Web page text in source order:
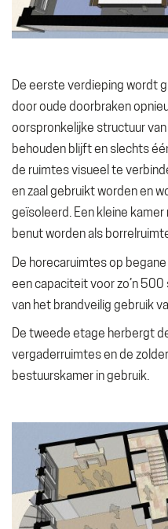
De eerste verdieping wordt
door oude doorbraken
oorspronkelijke structuur
behouden blijft en slechts
de ruimtes visueel te
en zaal gebruikt worden en
geïsoleerd. Een kleine
benut worden als
De horecaruimtes op
een capaciteit voor zo’n
van het brandveilig gebruik
De tweede etage herbergt
vergaderruimtes en de
bestuurskamer in gebruik.